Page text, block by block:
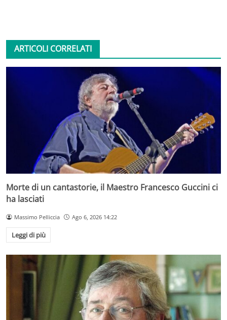
ARTICOLI CORRELATI
Morte di un cantastorie, il Maestro Francesco Guccini ci
ha lasciati
Massimo Pelliccia Ago 6, 2026 14:22
Leggi di più